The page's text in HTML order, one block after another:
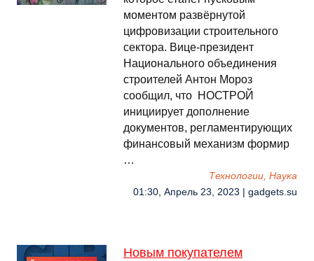
моментом развёрнутой
цифровизации строительного
сектора. Вице-президент
Национального объединения
строителей Антон Мороз
сообщил, что НОСТРОЙ
инициирует дополнение
документов, регламентирующих
финансовый механизм формир
…
Технологии, Наука
01:30, Апрель 23, 2023 | gadgets.su
Новым покупателем